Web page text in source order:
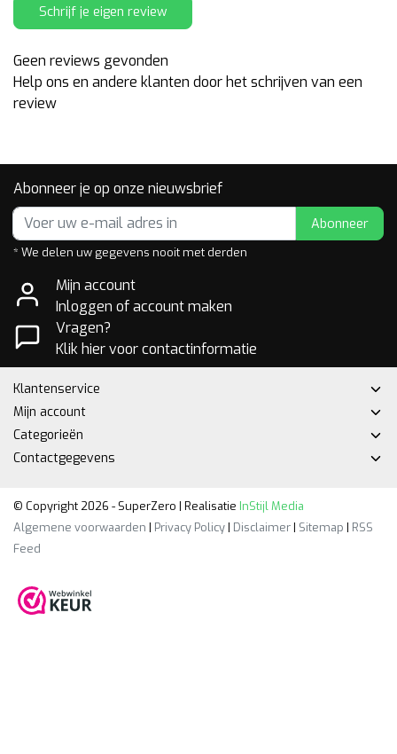
Schrijf je eigen review
Geen reviews gevonden
Help ons en andere klanten door het schrijven van een
review
Abonneer je op onze nieuwsbrief
Abonneer
* We delen uw gegevens nooit met derden
Mijn account
Inloggen of account maken
Vragen?
Klik hier voor contactinformatie
Klantenservice
Mijn account
Categorieën
Contactgegevens
© Copyright 2026 - SuperZero | Realisatie InStijl Media
Algemene voorwaarden | Privacy Policy| Disclaimer| Sitemap | RSS
Feed